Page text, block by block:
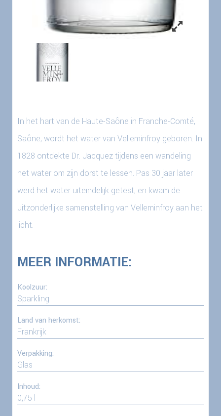
In het hart van de Haute-Saône in Franche-Comté,
Saône, wordt het water van Velleminfroy geboren. In
1828 ontdekte Dr. Jacquez tijdens een wandeling
het water om zijn dorst te lessen. Pas 30 jaar later
werd het water uiteindelijk getest, en kwam de
uitzonderlijke samenstelling van Velleminfroy aan het
licht.
MEER INFORMATIE:
Koolzuur:
Sparkling
Land van herkomst:
Frankrijk
Verpakking:
Glas
Inhoud:
0,75 l